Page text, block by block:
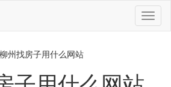
切
换
州找房子用什么网站